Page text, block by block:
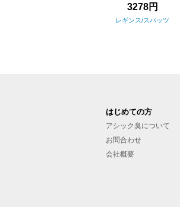
3278円
レギンス/スパッツ
はじめての方
アシック臭について
お問合わせ
会社概要